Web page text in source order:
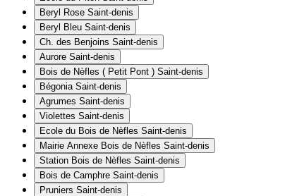
Beryl Rose Saint-denis
Beryl Bleu Saint-denis
Ch. des Benjoins Saint-denis
Aurore Saint-denis
Bois de Nèfles ( Petit Pont ) Saint-denis
Bégonia Saint-denis
Agrumes Saint-denis
Violettes Saint-denis
Ecole du Bois de Nèfles Saint-denis
Mairie Annexe Bois de Nèfles Saint-denis
Station Bois de Nèfles Saint-denis
Bois de Camphre Saint-denis
Pruniers Saint-denis